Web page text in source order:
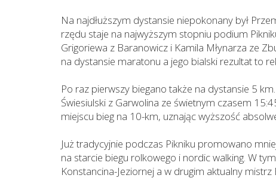
Na najdłuższym dystansie niepokonany był
rzędu staje na najwyższym stopniu podium
Grigoriewa z Baranowicz i Kamila Młynarza ze
na dystansie maratonu a jego bialski rezultat to
Po raz pierwszy biegano także na dystansie 5
Świesiulski z Garwolina ze świetnym czasem
miejscu bieg na 10-km, uznając wyższość
Już tradycyjnie podczas Pikniku promowano
na starcie biegu rolkowego i nordic walking. W
Konstancina-Jeziornej a w drugim aktualny